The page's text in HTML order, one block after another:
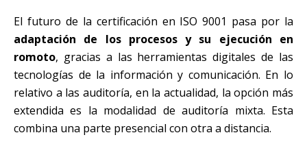
El futuro de la certificación en ISO 9001 pasa por la
adaptación de los procesos y su ejecución en
romoto, gracias a las herramientas digitales de las
tecnologías de la información y comunicación. En lo
relativo a las auditoría, en la actualidad, la opción más
extendida es la modalidad de auditoría mixta. Esta
combina una parte presencial con otra a distancia.